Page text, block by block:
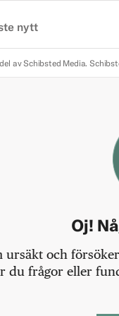
nytt
av Schibsted Media.
Oj!
ursäkt och
du frågor eller